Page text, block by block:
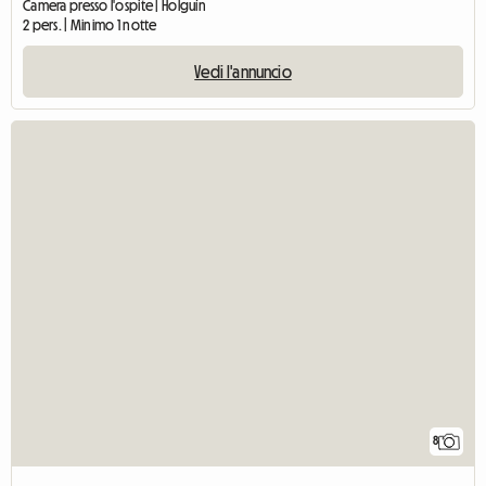
Camera presso l'ospite | Holguín
2 pers. | Minimo 1 notte
Vedi l'annuncio
8